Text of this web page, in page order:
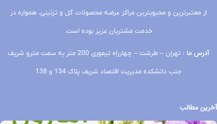
از معتبرترین و محبوبترین مراکز عرضه محصولات گل و تزئینی، همواره در
خدمت مشتریان عزیز بوده است.
آدرس ما
: تهران – طرشت – چهارراه تیموری 200 متر به سمت مترو شریف
جنب دانشکده مدیریت اقتصاد شریف پلاک 134 و 138
آخرین مطالب